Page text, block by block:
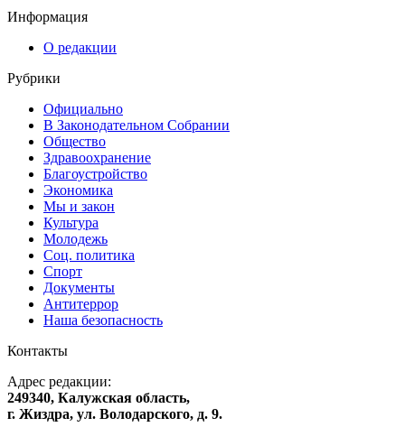
Информация
О редакции
Рубрики
Официально
В Законодательном Собрании
Общество
Здравоохранение
Благоустройство
Экономика
Мы и закон
Культура
Молодежь
Соц. политика
Спорт
Документы
Антитеррор
Наша безопасность
Контакты
Адрес редакции:
249340, Калужская область,
г. Жиздра, ул. Володарского, д. 9.